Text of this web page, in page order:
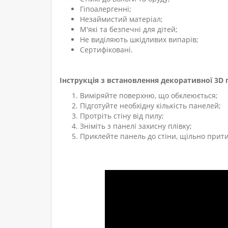
Гіпоалергенні;
Незаймистий матеріал;
М'які та безпечні для дітей;
Не виділяють шкідливих випарів;
Сертифіковані.
Інструкція з встановлення декоративної 3D
Виміряйте поверхню, що обклеюється;
Підготуйте необхідну кількість панелей;
Протріть стіну від пилу;
Зніміть з панелі захисну плівку;
Приклейте панель до стіни, щільно